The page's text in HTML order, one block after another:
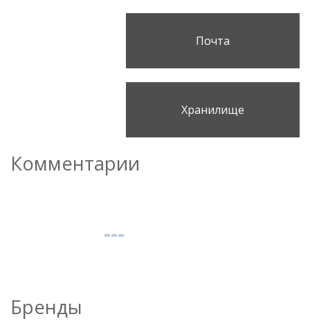
Почта
Хранилище
Комментарии
Бренды